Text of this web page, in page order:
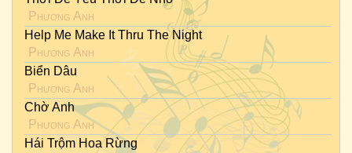
Phương Anh
Help Me Make It Thru The Night
Phương Anh
Biển Dâu
Phương Anh
Chờ Anh
Phương Anh
Hái Trộm Hoa Rừng